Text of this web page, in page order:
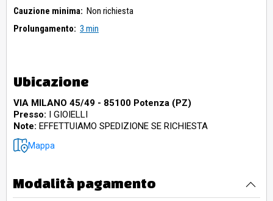
Cauzione minima: Non richiesta
Prolungamento: 3 min
Ubicazione
VIA MILANO 45/49 - 85100 Potenza (PZ)
Presso: I GIOIELLI
Note: EFFETTUIAMO SPEDIZIONE SE RICHIESTA
Mappa
Modalità pagamento